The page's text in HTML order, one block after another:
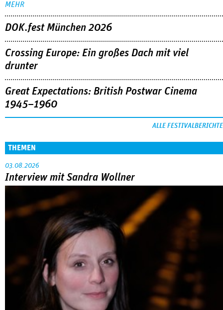
MEHR
DOK.fest München 2026
Crossing Europe: Ein großes Dach mit viel
drunter
Great Expectations: British Postwar Cinema
1945–1960
ALLE FESTIVALBERICHTE
THEMEN
03.08.2026
Interview mit Sandra Wollner